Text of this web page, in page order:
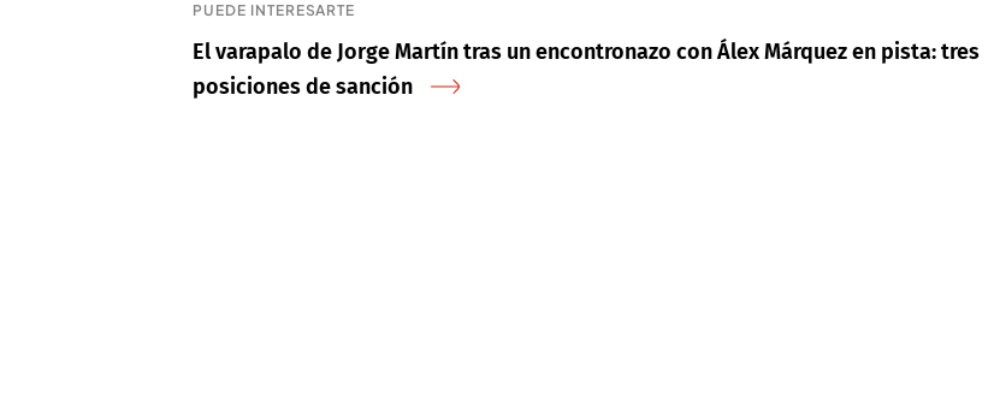
PUEDE INTERESARTE
El varapalo de Jorge Martín tras un encontronazo con Álex Márquez en pista: tres
posiciones de sanción